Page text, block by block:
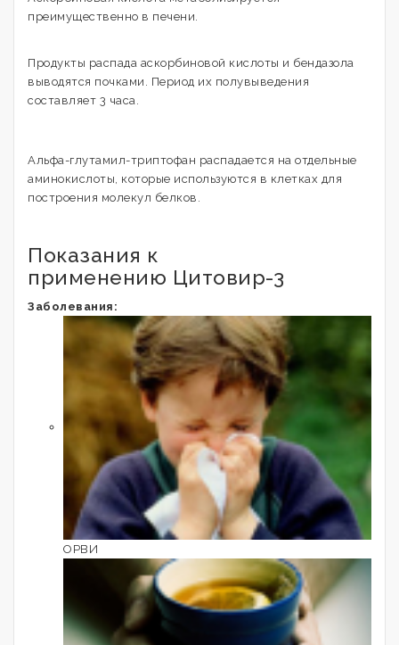
преимущественно в печени.
Продукты распада аскорбиновой кислоты и бендазола
выводятся почками. Период их полувыведения
составляет 3 часа.
Альфа-глутамил-триптофан распадается на отдельные
аминокислоты, которые используются в клетках для
построения молекул белков.
Показания к
применению Цитовир-3
Заболевания:
ОРВИ